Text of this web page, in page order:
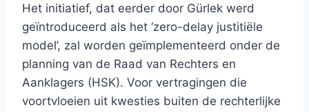
Het initiatief, dat eerder door Gürlek werd
geïntroduceerd als het ‘zero-delay justitiële
model’, zal worden geïmplementeerd onder de
planning van de Raad van Rechters en
Aanklagers (HSK). Voor vertragingen die
voortvloeien uit kwesties buiten de rechterlijke